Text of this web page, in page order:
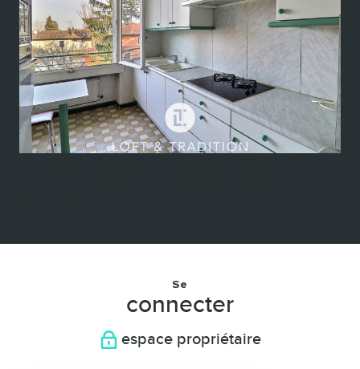
voir le bien
Se
connecter
espace propriétaire